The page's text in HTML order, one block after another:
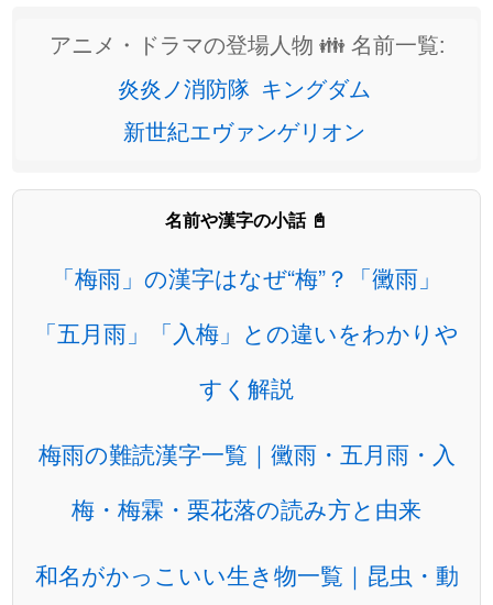
アニメ・ドラマの登場人物 👪 名前一覧:
炎炎ノ消防隊 キングダム
新世紀エヴァンゲリオン
名前や漢字の小話 📓
「梅雨」の漢字はなぜ“梅”？「黴雨」
「五月雨」「入梅」との違いをわかりや
すく解説
梅雨の難読漢字一覧｜黴雨・五月雨・入
梅・梅霖・栗花落の読み方と由来
和名がかっこいい生き物一覧｜昆虫・動